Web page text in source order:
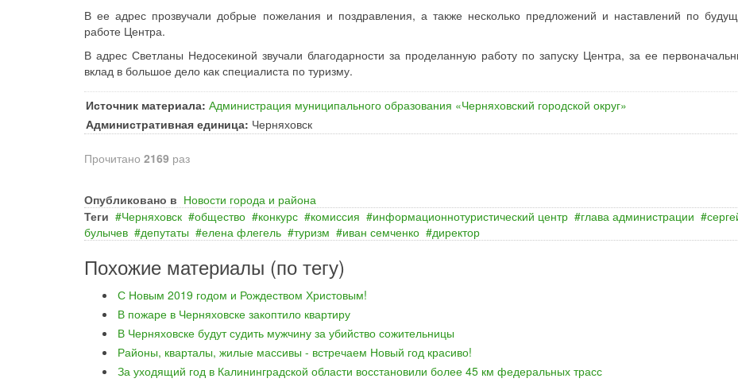
В ее адрес прозвучали добрые пожелания и поздравления, а также несколько предложений и наставлений по
работе Центра.
В адрес Светланы Недосекиной звучали благодарности за проделанную работу по запуску Центра, за ее
вклад в большое дело как специалиста по туризму.
Источник материала: Администрация муниципального образования «Черняховский городской округ»
Административная единица: Черняховск
Прочитано 2169 раз
Опубликовано в Новости города и района
Теги
Черняховск общество конкурс комиссия информационнотуристический центр глава администрации
булычев
депутаты елена флегель туризм иван семченко директор
Похожие материалы (по тегу)
С Новым 2019 годом и Рождеством Христовым!
В пожаре в Черняховске закоптило квартиру
В Черняховске будут судить мужчину за убийство сожительницы
Районы, кварталы, жилые массивы - встречаем Новый год красиво!
За уходящий год в Калининградской области восстановили более 45 км федеральных трасс